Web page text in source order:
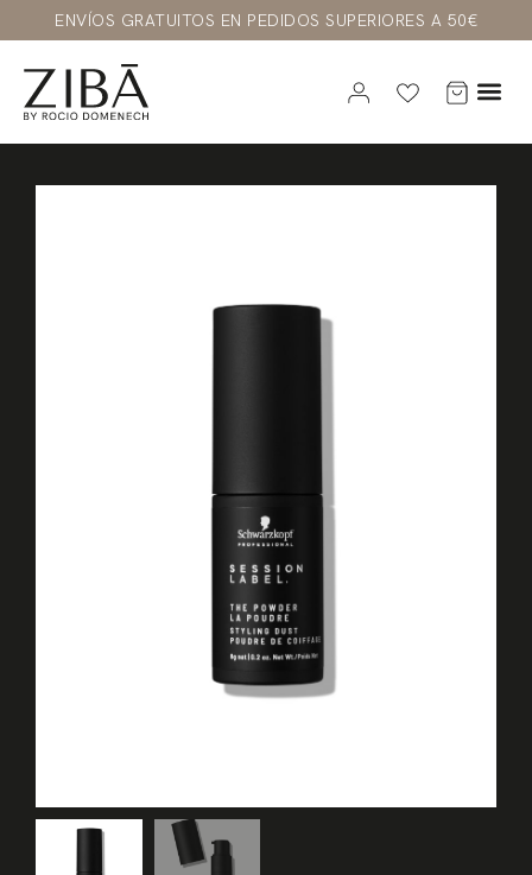
ENVÍOS GRATUITOS EN PEDIDOS SUPERIORES A 50€